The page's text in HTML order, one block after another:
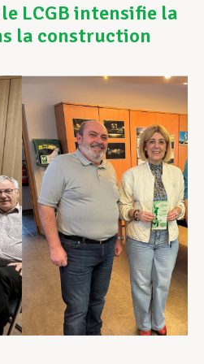
privée
professionnel
LCGB intensifie la
la construction